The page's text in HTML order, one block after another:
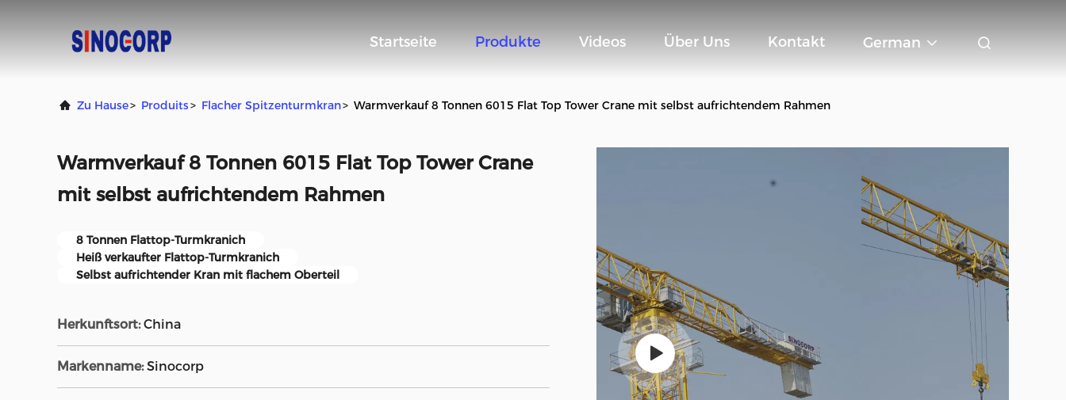
Startseite Produkte Videos Über Uns Kontakt German
Zu Hause> Produits> Flacher Spitzenturmkran> Warmverkauf 8 Tonnen 6015 Flat Top Tower Crane mit selbst aufrichtendem Rahmen
Warmverkauf 8 Tonnen 6015 Flat Top Tower Crane
mit selbst aufrichtendem Rahmen
8 Tonnen Flattop-Turmkranich
Heiß verkaufter Flattop-Turmkranich
Selbst aufrichtender Kran mit flachem Oberteil
Herkunftsort: China
Markenname: Sinocorp